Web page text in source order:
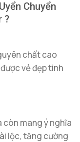
Chuyển
?
chất cao
vẻ đẹp tinh
còn mang ý nghĩa
lộc, tăng cường